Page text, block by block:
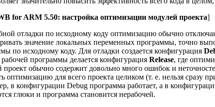
for ARM 5.50: настройка оптимизации модулей проекта]
отладки по исходному коду оптимизацию обычно
значение локальных переменных программы, точно
по исходному коду. Для отладки создается конфигурация
рабочей программы делается конфигурация Release, где
проект обычно содержит довольно много ошибок и
оптимизацию для всего проекта целиком (т. е. нельзя сразу
в конфигурации Debug программа работает, а в
глюки и программа становится нерабочей.